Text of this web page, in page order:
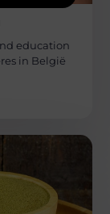
education
in België